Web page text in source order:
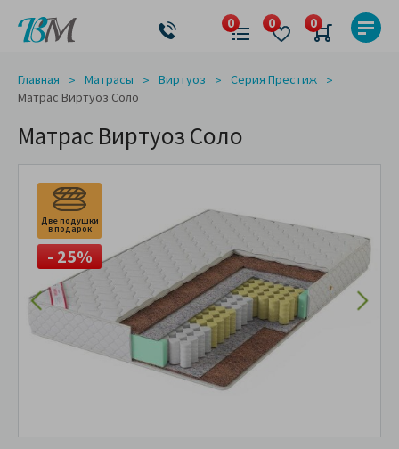
Главная Матрасы Виртуоз
Серия Престиж
Матрас Виртуоз Соло
Матрас Виртуоз Соло
Две подушки
в подарок
- 25%